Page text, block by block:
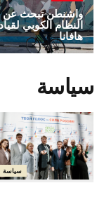
واشنطن تبحث
النظام الكوبي
هافانا
سياسة
سياسة